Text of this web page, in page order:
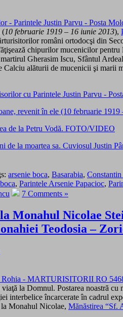
(10 februarie 1919 – 16 iunie 2013),
români ortodocşi din
chipurilor mucenicilor
Gherasim Iscu, Sfântul
Calciu alăturii de mucenicii şi
revenit în ele (10 februarie
de la Petru Vodă. FOTO/VIDEO
de la moartea sa. Cuviosul Justin
arsenie boca, Basarabia,
, Parintele Arsenie Papacioc,
7 Comments »
Monahul Nicolae
Teodosia –
la Domnul. Postarea noastră
interbelice încarcerate în cadrul
Monahul Nicolae, Mănăstirea “Sf.